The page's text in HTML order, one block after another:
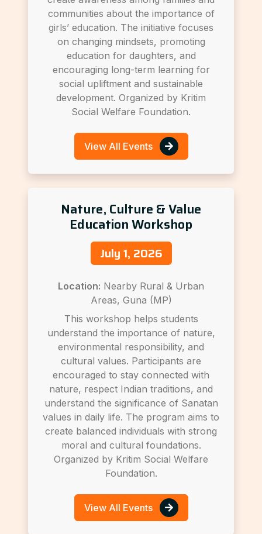
communities about the importance of
girls’ education. The initiative focuses
on changing mindsets, promoting
education for daughters, and
encouraging long-term learning for
social upliftment and sustainable
development. Organized by Kritim
Social Welfare Foundation.
View All Events
Nature, Culture & Value
Education Workshop
July 1, 2026
Location: Nearby Rural & Urban
Areas, Guna (MP)
This workshop helps students
understand the importance of nature,
environmental responsibility, and
cultural values. Participants are
encouraged to stay connected with
nature, respect Indian traditions, and
understand the significance of Sanatan
values in daily life. The program aims to
create balanced individuals with strong
moral and cultural foundations.
Organized by Kritim Social Welfare
Foundation.
View All Events